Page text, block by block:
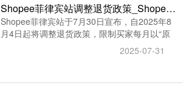
Shopee菲律宾站调整退货政策_Shopee菲律宾和马来西亚站点面单将调整
Shopee菲律宾站于7月30日宣布，自2025年8
月4日起将调整退货政策，限制买家每月以“原
始/密封状态”进行无理由退货的次数。Shopee
宣布自2025年9月1日起对菲律宾和马来西亚站
10cm×10cm改为10cm×15cm热敏纸，并且卖
2025-07-31